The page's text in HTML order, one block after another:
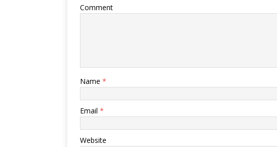
Comment
Name *
Email *
Website